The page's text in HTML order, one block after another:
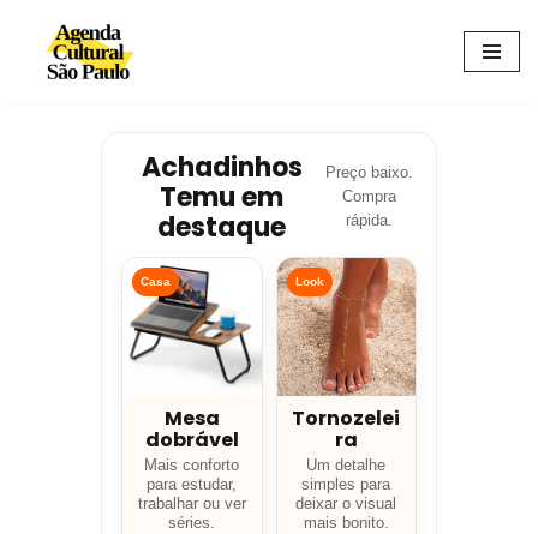
Avançar
Achadinhos
Temu em
destaque
Preço baixo.
Compra
rápida.
Casa
Mesa
dobrável
Mais conforto
para estudar,
trabalhar ou ver
séries.
Look
Tornozelei
ra
Um detalhe
simples para
deixar o visual
mais bonito.